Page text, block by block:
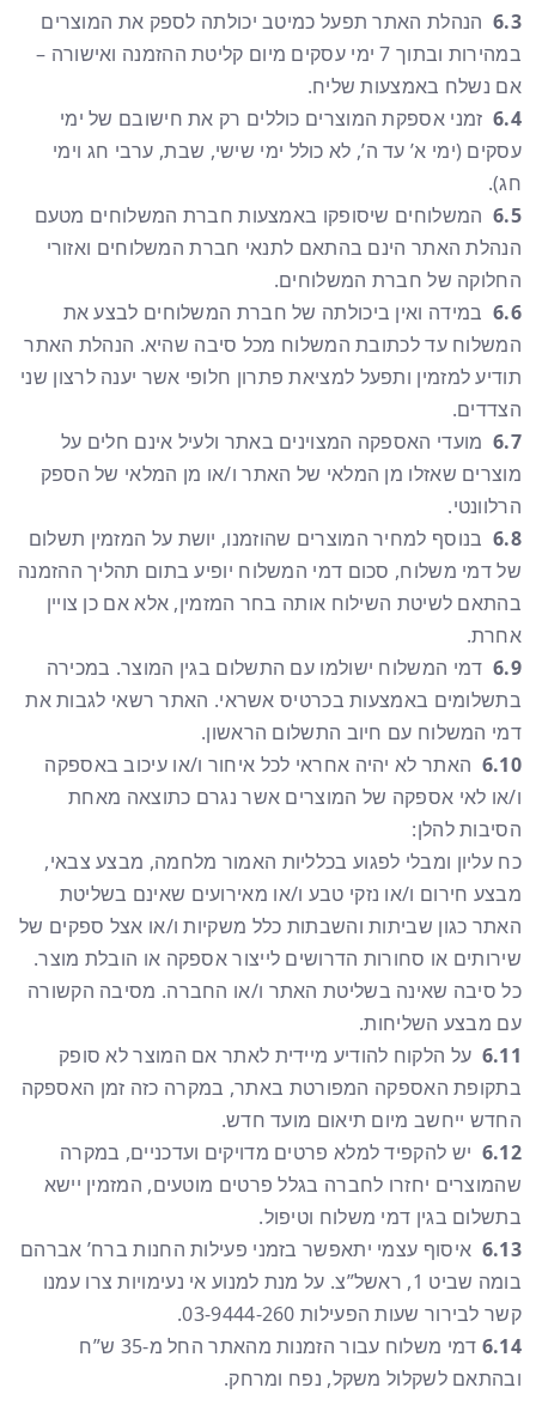
6.3 הנהלת האתר תפעל כמיטב יכולתה לספק את המוצרים
במהירות ובתוך 7 ימי עסקים מיום קליטת ההזמנה ואישורה –
אם נשלח באמצעות שליח.
6.4זמני אספקת המוצרים כוללים רק את חישובם של ימי
עסקים (ימי א’ עד ה’, לא כולל ימי שישי, שבת, ערבי חג וימי
חג).
6.5המשלוחים שיסופקו באמצעות חברת המשלוחים מטעם
הנהלת האתר הינם בהתאם לתנאי חברת המשלוחים ואזורי
החלוקה של חברת המשלוחים.
6.6במידה ואין ביכולתה של חברת המשלוחים לבצע את
המשלוח עד לכתובת המשלוח מכל סיבה שהיא. הנהלת האתר
תודיע למזמין ותפעל למציאת פתרון חלופי אשר יענה לרצון שני
הצדדים.
6.7מועדי האספקה המצוינים באתר ולעיל אינם חלים על
מוצרים שאזלו מן המלאי של האתר ו/או מן המלאי של הספק
הרלוונטי.
6.8בנוסף למחיר המוצרים שהוזמנו, יושת על המזמין תשלום
של דמי משלוח, סכום דמי המשלוח יופיע בתום תהליך ההזמנה
בהתאם לשיטת השילוח אותה בחר המזמין, אלא אם כן צויין
אחרת.
6.9דמי המשלוח ישולמו עם התשלום בגין המוצר. במכירה
בתשלומים באמצעות בכרטיס אשראי. האתר רשאי לגבות את
דמי המשלוח עם חיוב התשלום הראשון.
6.10 האתר לא יהיה אחראי לכל איחור ו/או עיכוב באספקה
ו/או לאי אספקה של המוצרים אשר נגרם כתוצאה מאחת
הסיבות להלן:
כח עליון ומבלי לפגוע בכלליות האמור מלחמה, מבצע צבאי,
מבצע חירום ו/או נזקי טבע ו/או מאירועים שאינם בשליטת
האתר כגון שביתות והשבתות כלל משקיות ו/או אצל ספקים של
שירותים או סחורות הדרושים לייצור אספקה או הובלת מוצר.
כל סיבה שאינה בשליטת האתר ו/או החברה. מסיבה הקשורה
עם מבצע השליחות.
6.11על הלקוח להודיע מיידית לאתר אם המוצר לא סופק
בתקופת האספקה המפורטת באתר, במקרה כזה זמן האספקה
החדש ייחשב מיום תיאום מועד חדש.
6.12יש להקפיד למלא פרטים מדויקים ועדכניים, במקרה
שהמוצרים יחזרו לחברה בגלל פרטים מוטעים, המזמין יישא
בתשלום בגין דמי משלוח וטיפול.
6.13איסוף עצמי יתאפשר בזמני פעילות החנות ברח’ אברהם
בומה שביט 1, ראשל”צ. על מנת למנוע אי נעימויות צרו עמנו
קשר לבירור שעות הפעילות 03-9444-260.
6.14
דמי משלוח עבור הזמנות מהאתר החל מ-35 ש”ח
ובהתאם לשקלול משקל, נפח ומרחק.